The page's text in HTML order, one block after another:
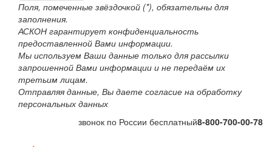
Поля, помеченные звёздочкой (*), обязательны для
заполнения.
АСКОН гарантирует конфиденциальность
предоставленной Вами информации.
Мы используем Ваши данные только для рассылки
запрошенной Вами информации и не передаём их
третьим лицам.
Отправляя данные, Вы даете согласие на обработку
персональных данных
звонок по России бесплатный8-800-700-00-78